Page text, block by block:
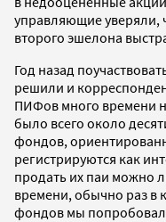
управляющие уверяли,
второго эшелона
Год назад
решили и
ПИФов много времени
было всего около
фондов,
регистрируются как
продать их паи можно
времени, обычно раз в
фондов мы